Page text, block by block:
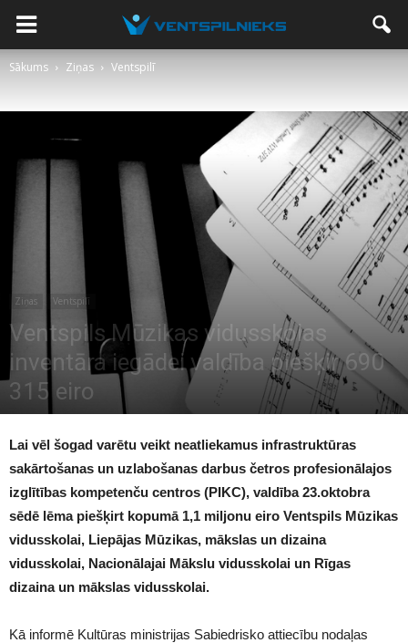
Sākums Ziņas Ventspilī
Ziņas Ventspilī
Ventspils Mūzikas vidusskolas
inventāra iegādei valdība piešķir 690
315 eiro
Lai vēl šogad varētu veikt neatliekamus infrastruktūras
sakārtošanas un uzlabošanas darbus četros profesionālajos
izglītības kompetenču centros (PIKC), valdība 23.oktobra
sēdē lēma piešķirt kopumā 1,1 miljonu eiro Ventspils Mūzikas
vidusskolai, Liepājas Mūzikas, mākslas un dizaina
vidusskolai, Nacionālajai Mākslu vidusskolai un Rīgas
dizaina un mākslas vidusskolai.
Kā informē Kultūras ministrijas Sabiedrisko attiecību nodaļas